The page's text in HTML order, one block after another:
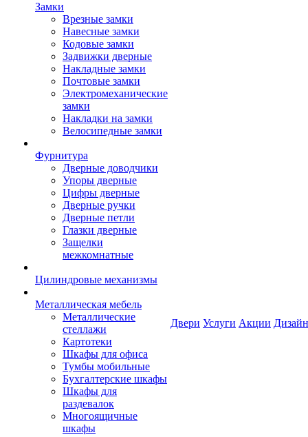
Замки
Врезные замки
Навесные замки
Кодовые замки
Задвижки дверные
Накладные замки
Почтовые замки
Электромеханические
замки
Накладки на замки
Велосипедные замки
Фурнитура
Дверные доводчики
Упоры дверные
Цифры дверные
Дверные ручки
Дверные петли
Глазки дверные
Защелки
межкомнатные
Цилиндровые механизмы
Металлическая мебель
Металлические
стеллажи
Картотеки
Шкафы для офиса
Тумбы мобильные
Бухгалтерские шкафы
Шкафы для
раздевалок
Многоящичные
шкафы
Двери Услуги Акции